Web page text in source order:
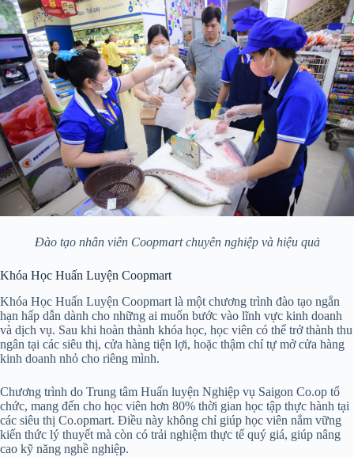
Đào tạo nhân viên Coopmart chuyên nghiệp và hiệu quả
Khóa Học Huấn Luyện Coopmart
Khóa Học Huấn Luyện Coopmart là một chương trình đào tạo ngắn
hạn hấp dẫn dành cho những ai muốn bước vào lĩnh vực kinh doanh
và dịch vụ. Sau khi hoàn thành khóa học, học viên có thể trở thành thu
ngân tại các siêu thị, cửa hàng tiện lợi, hoặc thậm chí tự mở cửa hàng
kinh doanh nhỏ cho riêng mình.
Chương trình do Trung tâm Huấn luyện Nghiệp vụ Saigon Co.op tổ
chức, mang đến cho học viên hơn 80% thời gian học tập thực hành tại
các siêu thị Co.opmart. Điều này không chỉ giúp học viên nắm vững
kiến thức lý thuyết mà còn có trải nghiệm thực tế quý giá, giúp nâng
cao kỹ năng nghề nghiệp.